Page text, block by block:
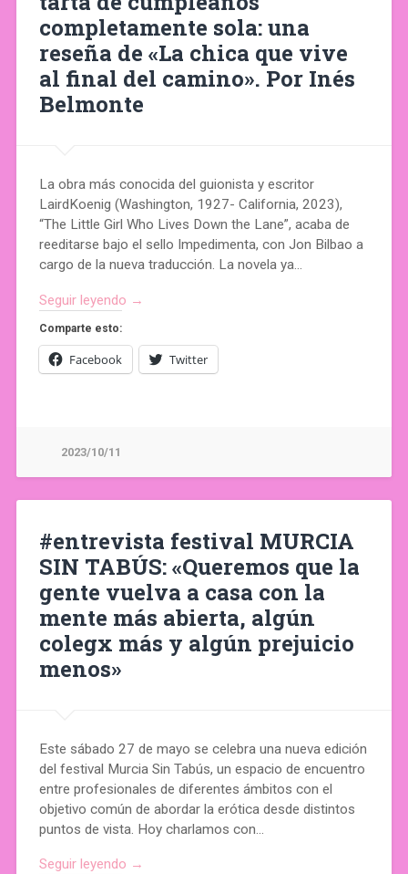
completamente sola: una
reseña de «La chica que vive
al final del camino». Por Inés
Belmonte
La obra más conocida del guionista y escritor
LairdKoenig (Washington, 1927- California, 2023),
“The Little Girl Who Lives Down the Lane”, acaba de
reeditarse bajo el sello Impedimenta, con Jon Bilbao a
cargo de la nueva traducción. La novela ya…
Seguir leyendo →
Comparte esto:
Facebook Twitter
2023/10/11
#entrevista festival MURCIA
SIN TABÚS: «Queremos que la
gente vuelva a casa con la
mente más abierta, algún
colegx más y algún prejuicio
menos»
Este sábado 27 de mayo se celebra una nueva edición
del festival Murcia Sin Tabús, un espacio de encuentro
entre profesionales de diferentes ámbitos con el
objetivo común de abordar la erótica desde distintos
puntos de vista. Hoy charlamos con…
Seguir leyendo →